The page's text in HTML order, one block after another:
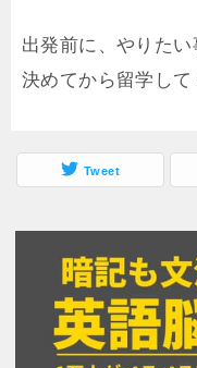
出発前に、やりたい
決めてから留学して
Tweet